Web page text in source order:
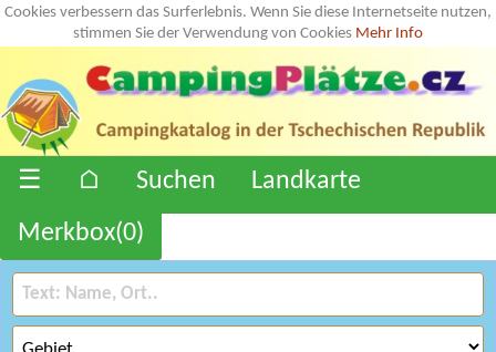
Cookies verbessern das Surferlebnis. Wenn Sie diese Internetseite nutzen,
stimmen Sie der Verwendung von Cookies Mehr Info
☰ ⌂ Suchen
Landkarte
Merkbox(0)